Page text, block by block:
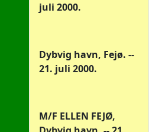
juli 2000.
Dybvig havn, Fejø. --
21. juli 2000.
M/F ELLEN FEJØ,